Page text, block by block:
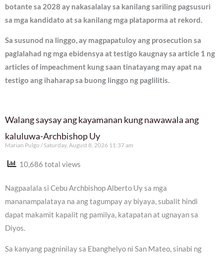
botante sa 2028 ay nakasalalay sa kanilang sariling pagsusuri
sa mga kandidato at sa kanilang mga plataporma at rekord.
Sa susunod na linggo, ay magpapatuloy ang prosecution sa
paglalahad ng mga ebidensya at testigo kaugnay sa article 1 ng
articles of impeachment kung saan tinatayang may apat na
testigo ang ihaharap sa buong linggo ng paglilitis.
Walang saysay ang kayamanan kung nawawala ang
kaluluwa-Archbishop Uy
Marian Pulgo Saturday, August 8, 2026 11:37 am
10,686 total views
Nagpaalala si Cebu Archbishop Alberto Uy sa mga
mananampalataya na ang tagumpay ay biyaya, subalit hindi
dapat makamit kapalit ng pamilya, katapatan at ugnayan sa
Diyos.
Sa kanyang pagninilay sa Ebanghelyo ni San Mateo, sinabi ng